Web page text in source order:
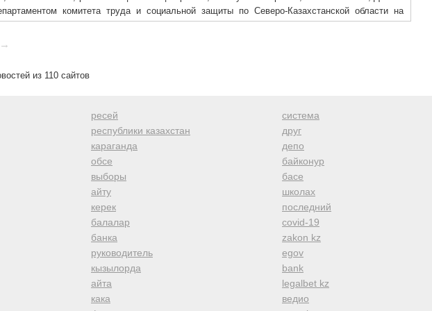
комитета труда и социальной защиты по Северо-Казахстанской области на
с инвалидностью первой группы проведены внеплановые проверки аптеки и торгового
доступа для людей с особыми потребностями.
из 110 сайтов
ресей
республики казахстан
караганда
обсе
выборы
айту
керек
балалар
банка
руководитель
кызылорда
айта
кака
система
друг
депо
байконур
басе
школах
последний
covid-19
zakon kz
egov
bank
legalbet kz
ведио